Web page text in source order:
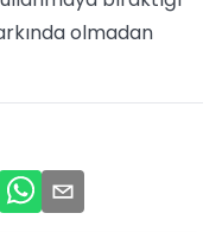
olmadan